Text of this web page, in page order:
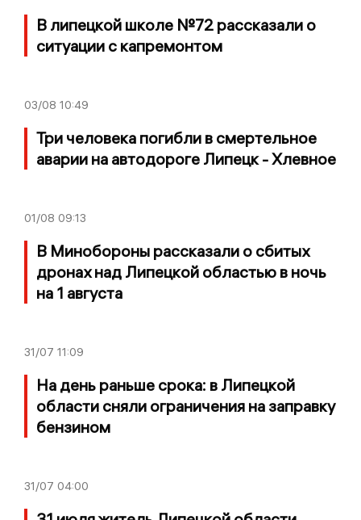
В липецкой школе №72 рассказали о
ситуации с капремонтом
03/08 10:49
Три человека погибли в смертельное
аварии на автодороге Липецк - Хлевное
01/08 09:13
В Минобороны рассказали о сбитых
дронах над Липецкой областью в ночь
на 1 августа
31/07 11:09
На день раньше срока: в Липецкой
области сняли ограничения на заправку
бензином
31/07 04:00